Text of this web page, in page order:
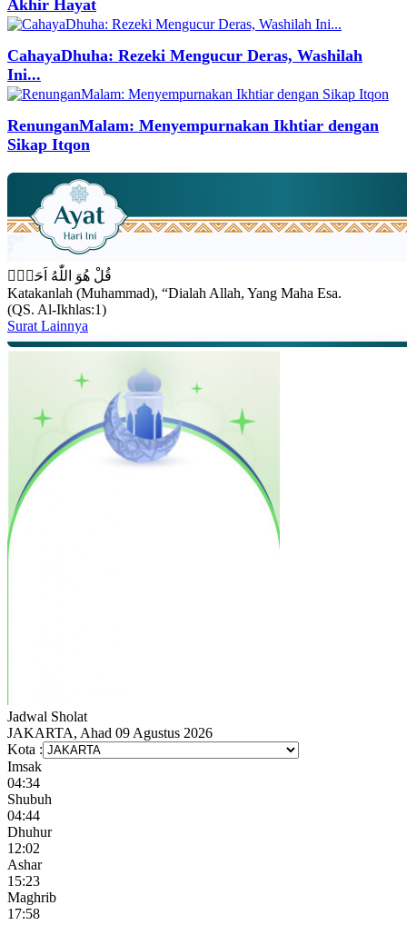
Akhir Hayat
CahayaDhuha: Rezeki Mengucur Deras, Washilah
Ini...
RenunganMalam: Menyempurnakan Ikhtiar dengan
Sikap Itqon
قُلْ هُوَ اللّٰهُ اَحَدٌۚ
Katakanlah (Muhammad), “Dialah Allah, Yang Maha Esa.
(QS. Al-Ikhlas:1)
Surat Lainnya
Jadwal Sholat
JAKARTA, Ahad 09 Agustus 2026
Kota :
Imsak
04:34
Shubuh
04:44
Dhuhur
12:02
Ashar
15:23
Maghrib
17:58